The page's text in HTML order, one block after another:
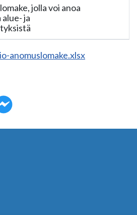
jolla voi anoa
ja
anomuslomake.xlsx